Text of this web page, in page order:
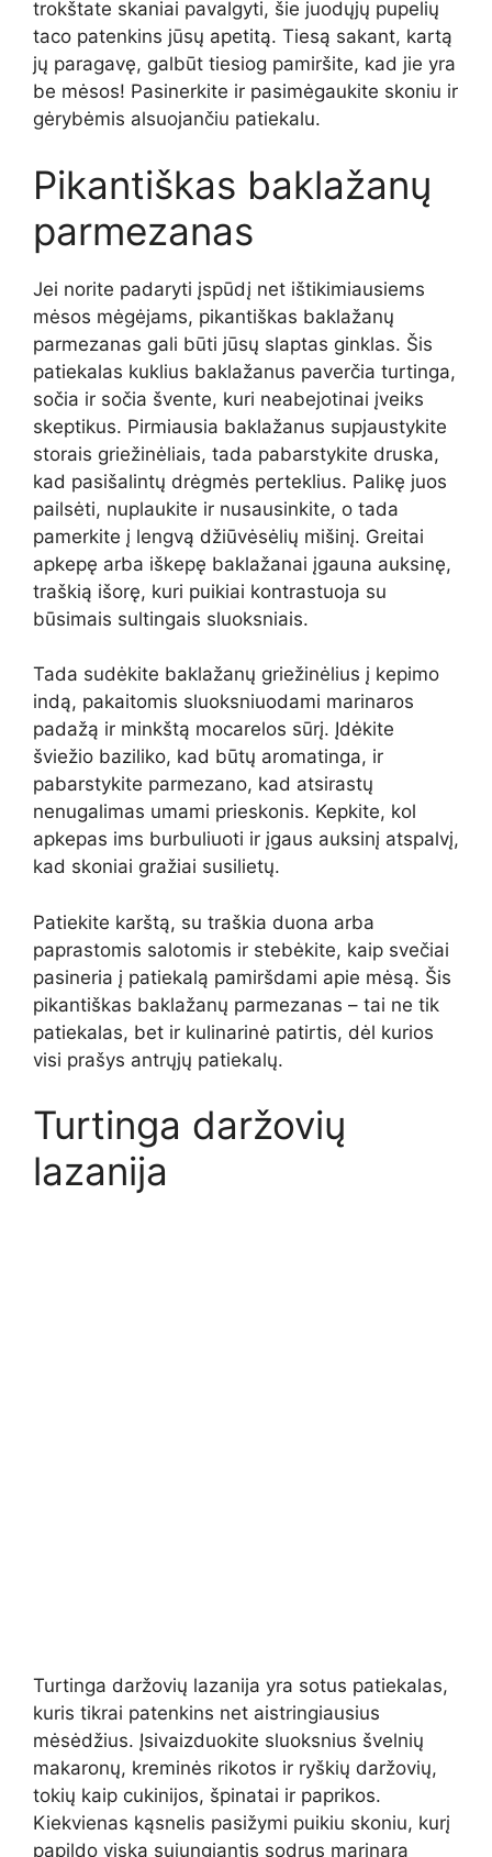
trokštate skaniai pavalgyti, šie juodųjų pupelių
taco patenkins jūsų apetitą. Tiesą sakant, kartą
jų paragavę, galbūt tiesiog pamiršite, kad jie yra
be mėsos! Pasinerkite ir pasimėgaukite skoniu ir
gėrybėmis alsuojančiu patiekalu.
Pikantiškas baklažanų
parmezanas
Jei norite padaryti įspūdį net ištikimiausiems
mėsos mėgėjams, pikantiškas baklažanų
parmezanas gali būti jūsų slaptas ginklas. Šis
patiekalas kuklius baklažanus paverčia turtinga,
sočia ir sočia švente, kuri neabejotinai įveiks
skeptikus. Pirmiausia baklažanus supjaustykite
storais griežinėliais, tada pabarstykite druska,
kad pasišalintų drėgmės perteklius. Palikę juos
pailsėti, nuplaukite ir nusausinkite, o tada
pamerkite į lengvą džiūvėsėlių mišinį. Greitai
apkepę arba iškepę baklažanai įgauna auksinę,
traškią išorę, kuri puikiai kontrastuoja su
būsimais sultingais sluoksniais.
Tada sudėkite baklažanų griežinėlius į kepimo
indą, pakaitomis sluoksniuodami marinaros
padažą ir minkštą mocarelos sūrį. Įdėkite
šviežio baziliko, kad būtų aromatinga, ir
pabarstykite parmezano, kad atsirastų
nenugalimas umami prieskonis. Kepkite, kol
apkepas ims burbuliuoti ir įgaus auksinį atspalvį,
kad skoniai gražiai susilietų.
Patiekite karštą, su traškia duona arba
paprastomis salotomis ir stebėkite, kaip svečiai
pasineria į patiekalą pamiršdami apie mėsą. Šis
pikantiškas baklažanų parmezanas – tai ne tik
patiekalas, bet ir kulinarinė patirtis, dėl kurios
visi prašys antrųjų patiekalų.
Turtinga daržovių
lazanija
Turtinga daržovių lazanija yra sotus patiekalas,
kuris tikrai patenkins net aistringiausius
mėsėdžius. Įsivaizduokite sluoksnius švelnių
makaronų, kreminės rikotos ir ryškių daržovių,
tokių kaip cukinijos, špinatai ir paprikos.
Kiekvienas kąsnelis pasižymi puikiu skoniu, kurį
papildo viską sujungiantis sodrus marinara